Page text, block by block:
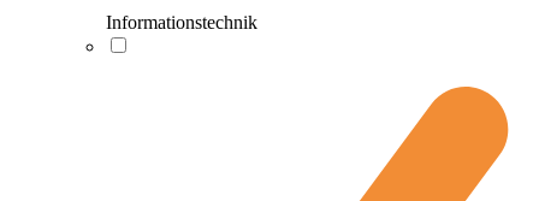
Informationstechnik